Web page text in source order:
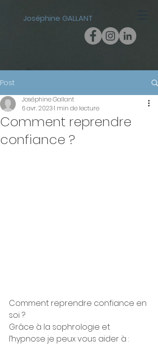
Joséphine GALLANT
Post
Comment reprendre
confiance ?
Joséphine Gallant
6 avr. 20231 min de lecture
Comment reprendre confiance en
soi ?
Grâce à la sophrologie et
l’hypnose je peux vous aider à :